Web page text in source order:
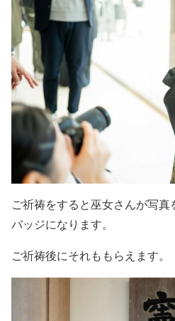
ご祈祷をすると巫女さんが写
バッジになります。
ご祈祷後にそれももらえます。